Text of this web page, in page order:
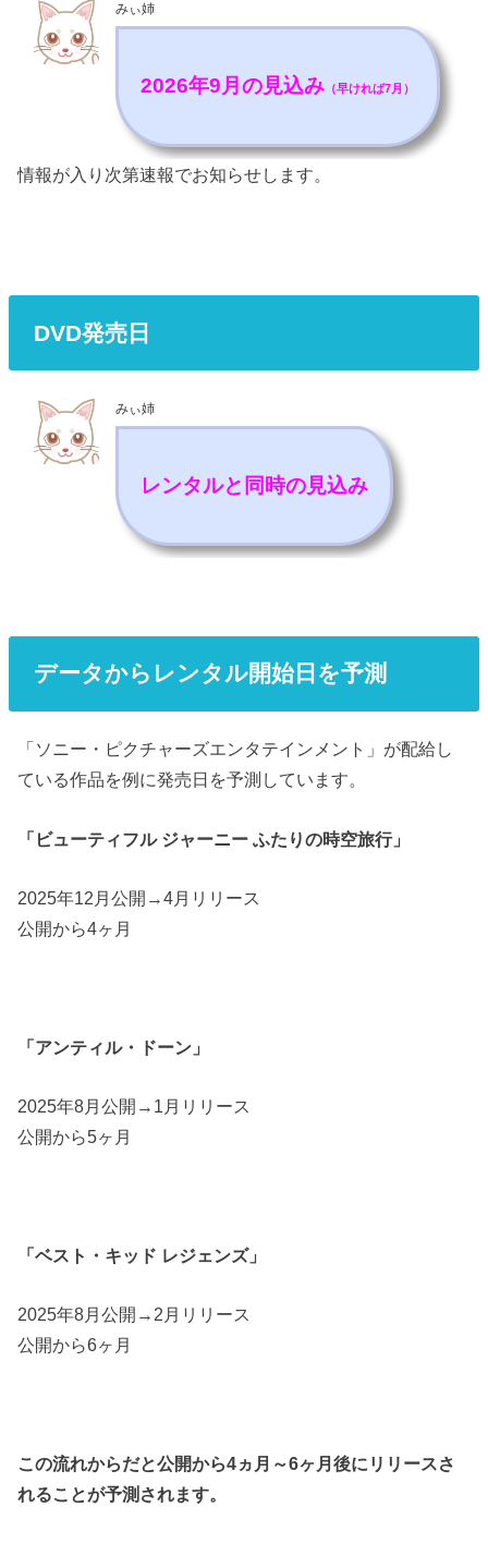
みぃ姉
2026年9月の見込み （早ければ7月）
情報が入り次第速報でお知らせします。
DVD発売日
みぃ姉
レンタルと同時の見込み
データからレンタル開始日を予測
「ソニー・ピクチャーズエンタテインメント」が配給し
ている作品を例に発売日を予測しています。
「ビューティフル ジャーニー ふたりの時空旅行」
2025年12月公開→4月リリース
公開から4ヶ月
「アンティル・ドーン」
2025年8月公開→1月リリース
公開から5ヶ月
「ベスト・キッド レジェンズ」
2025年8月公開→2月リリース
公開から6ヶ月
この流れからだと公開から4ヵ月～6ヶ月後にリリースさ
れることが予測されます。